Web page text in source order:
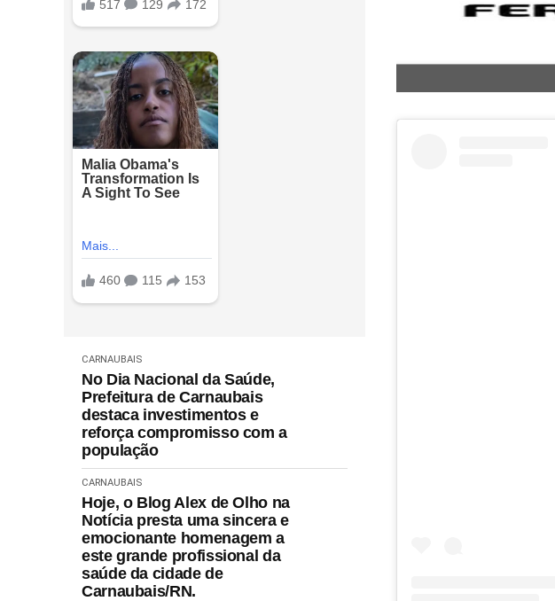
CARNAUBAIS
No Dia Nacional da Saúde,
Prefeitura de Carnaubais
destaca investimentos e
reforça compromisso com a
população
CARNAUBAIS
Hoje, o Blog Alex de Olho na
Notícia presta uma sincera e
emocionante homenagem a
este grande profissional da
saúde da cidade de
Carnaubais/RN.